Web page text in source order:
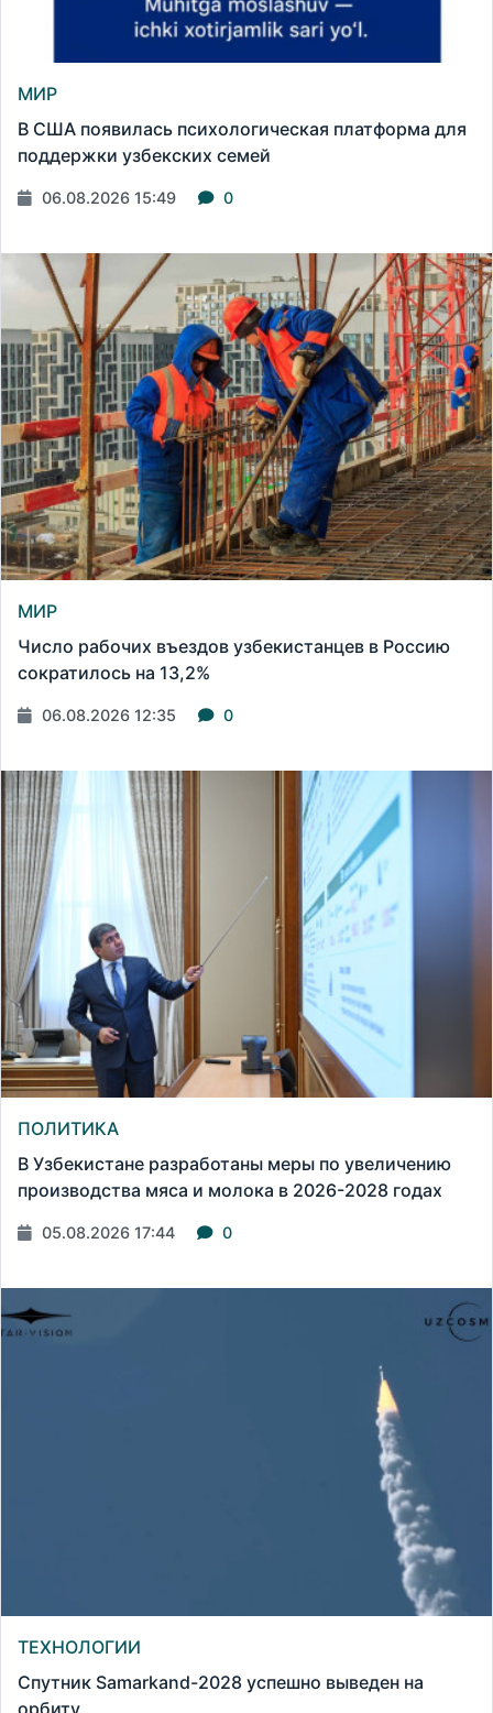
МИР
В США появилась психологическая платформа для
поддержки узбекских семей
06.08.2026 15:49 0
МИР
Число рабочих въездов узбекистанцев в Россию
сократилось на 13,2%
06.08.2026 12:35 0
ПОЛИТИКА
В Узбекистане разработаны меры по увеличению
производства мяса и молока в 2026-2028 годах
05.08.2026 17:44 0
ТЕХНОЛОГИИ
Спутник Samarkand-2028 успешно выведен на
орбиту